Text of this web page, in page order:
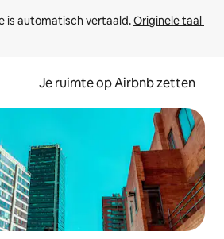
is automatisch vertaald. Originele taal
Je ruimte op Airbnb zetten